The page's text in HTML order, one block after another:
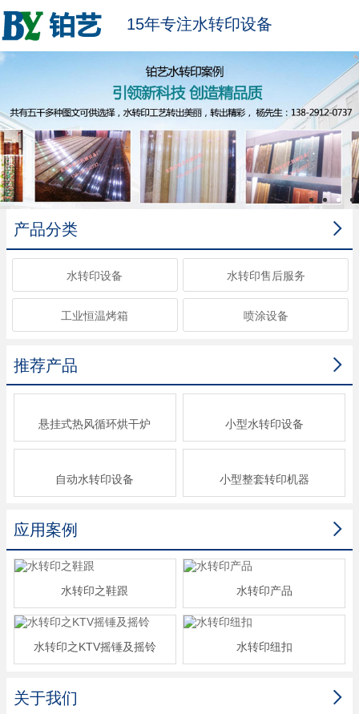
15年专注水转印设备

产品分类
水转印设备 水转印售后服务
工业恒温烤箱 喷涂设备

推荐产品
悬挂式热风循环烘干炉 小型水转印设备
自动水转印设备 小型整套转印机器

应用案例
水转印之鞋跟 水转印产品
水转印之KTV摇锤及摇铃 水转印纽扣

关于我们